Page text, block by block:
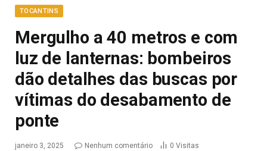
TOCANTINS
Mergulho a 40 metros e com
luz de lanternas: bombeiros
dão detalhes das buscas por
vítimas do desabamento de
ponte
janeiro 3, 2025 Nenhum comentário 0 Visitas